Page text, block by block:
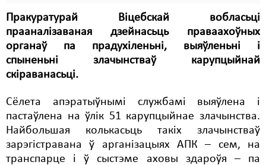
Пракуратурай Віцебскай вобласьці
прааналізаваная дзейнасьць праваахоўных
органаў па прадухіленьні, выяўленьні і
спыненьні злачынстваў карупцыйнай
скіраванасьці.
Сёлета апэратыўнымі службамі выяўлена і
пастаўлена на ўлік 51 карупцыйнае злачынства.
Найбольшая колькасьць такіх злачынстваў
зарэгістравана ў арганізацыях АПК – сем, на
транспарце і ў сыстэме аховы здароўя – па
Дыскрымінацыя
Затрыманьні
Карная псыхіятрыя
Культурныя правы
ЛПП
Мігранты